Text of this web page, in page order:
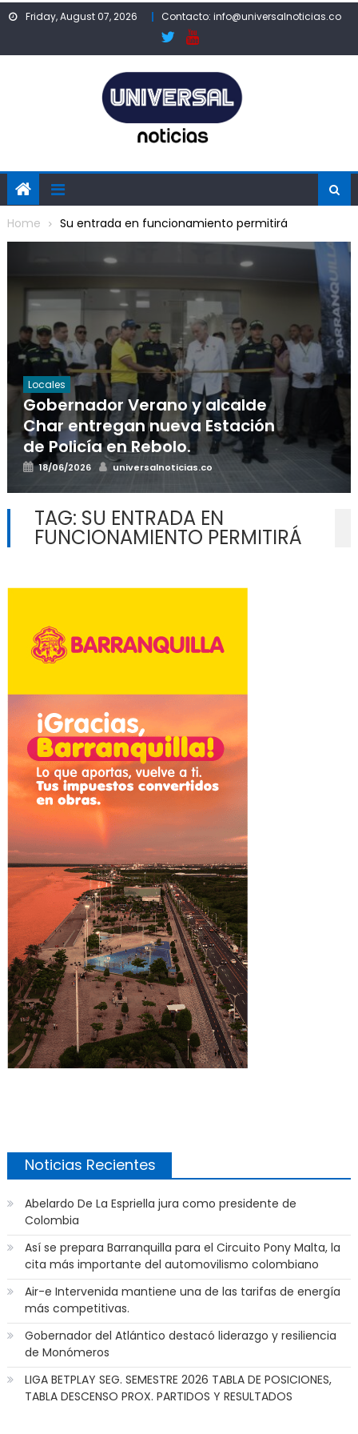
Skip
Friday, August 07, 2026 Contacto: info@universalnoticias.co
Home Su entrada en funcionamiento permitirá
Locales
Gobernador Verano y alcalde
Char entregan nueva Estación
de Policía en Rebolo.
Posted
18/06/2026 Author
universalnoticias.co
TAG: SU ENTRADA EN
FUNCIONAMIENTO PERMITIRÁ
Noticias Recientes
Abelardo De La Espriella jura como presidente de
Colombia
Así se prepara Barranquilla para el Circuito Pony Malta, la
cita más importante del automovilismo colombiano
Air-e Intervenida mantiene una de las tarifas de energía
más competitivas.
Gobernador del Atlántico destacó liderazgo y resiliencia
de Monómeros
LIGA BETPLAY SEG. SEMESTRE 2026 TABLA DE POSICIONES,
TABLA DESCENSO PROX. PARTIDOS Y RESULTADOS